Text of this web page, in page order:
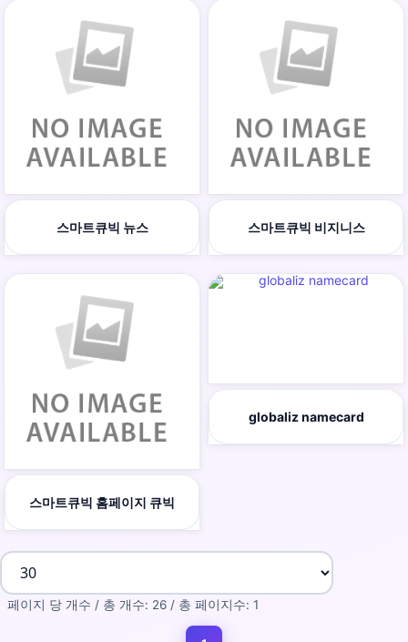
스마트큐빅 뉴스 스마트큐빅 비지니스
스마트큐빅 홈페이지 큐빅
globaliz namecard
페이지 당 개수 / 총 개수: 26 / 총 페이지수: 1